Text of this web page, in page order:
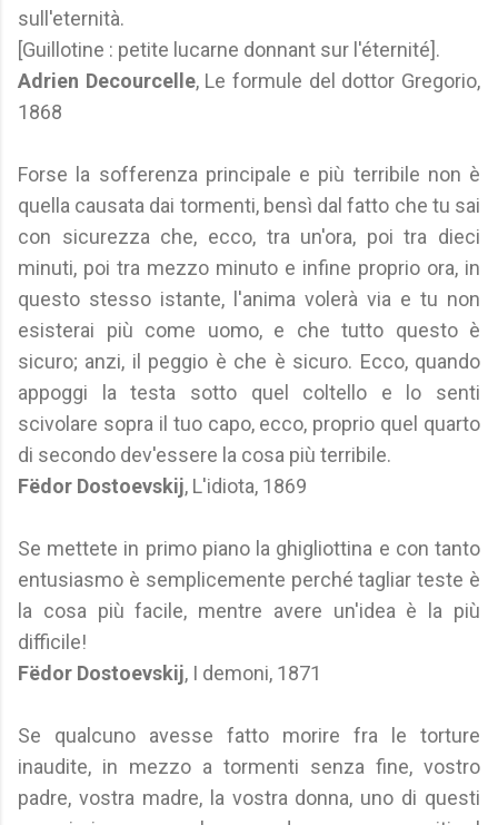
sull'eternità.
[Guillotine : petite lucarne donnant sur l'éternité].
Adrien Decourcelle, Le formule del dottor Gregorio,
1868
Forse la sofferenza principale e più terribile non è
quella causata dai tormenti, bensì dal fatto che tu sai
con sicurezza che, ecco, tra un'ora, poi tra dieci
minuti, poi tra mezzo minuto e infine proprio ora, in
questo stesso istante, l'anima volerà via e tu non
esisterai più come uomo, e che tutto questo è
sicuro; anzi, il peggio è che è sicuro. Ecco, quando
appoggi la testa sotto quel coltello e lo senti
scivolare sopra il tuo capo, ecco, proprio quel quarto
di secondo dev'essere la cosa più terribile.
Fëdor Dostoevskij, L'idiota, 1869
Se mettete in primo piano la ghigliottina e con tanto
entusiasmo è semplicemente perché tagliar teste è
la cosa più facile, mentre avere un'idea è la più
difficile!
Fëdor Dostoevskij, I demoni, 1871
Se qualcuno avesse fatto morire fra le torture
inaudite, in mezzo a tormenti senza fine, vostro
padre, vostra madre, la vostra donna, uno di questi